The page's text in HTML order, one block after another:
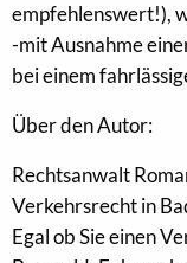
empfehlenswert!),
-mit Ausnahme
bei einem
Über den Autor:
Rechtsanwalt
Verkehrsrecht in
Egal ob Sie einen